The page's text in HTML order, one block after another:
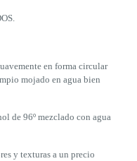
en forma circular
mojado en agua bien
de 96º mezclado con agua
y texturas a un precio